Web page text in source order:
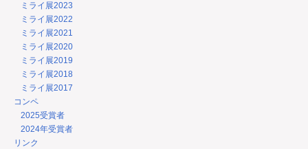
ミライ展2023
ミライ展2022
ミライ展2021
ミライ展2020
ミライ展2019
ミライ展2018
ミライ展2017
コンペ
2025受賞者
2024年受賞者
リンク